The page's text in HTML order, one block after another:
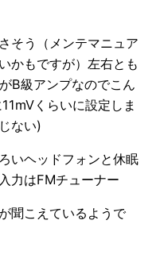
そう（メンテマニュア
かもですが）左右とも
B級アンプなのでこん
くらいに設定しま
ない)
いヘッドフォンと休眠
力はFMチューナー
聞こえているようで